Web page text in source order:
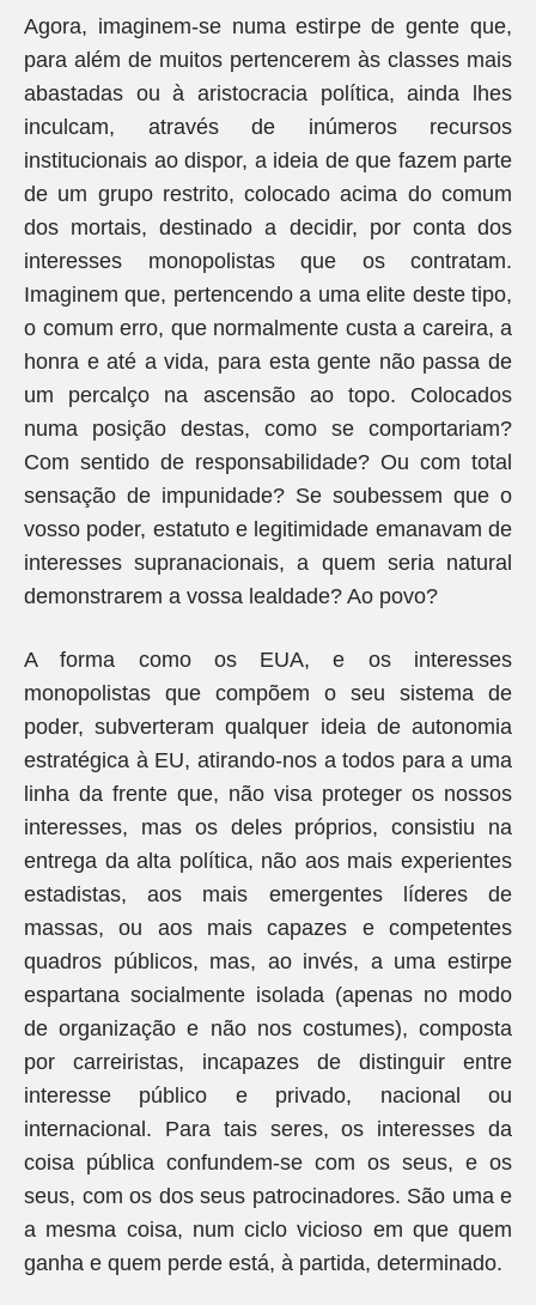
Agora, imaginem-se numa estirpe de gente que,
para além de muitos pertencerem às classes mais
abastadas ou à aristocracia política, ainda lhes
inculcam, através de inúmeros recursos
institucionais ao dispor, a ideia de que fazem parte
de um grupo restrito, colocado acima do comum
dos mortais, destinado a decidir, por conta dos
interesses monopolistas que os contratam.
Imaginem que, pertencendo a uma elite deste tipo,
o comum erro, que normalmente custa a careira, a
honra e até a vida, para esta gente não passa de
um percalço na ascensão ao topo. Colocados
numa posição destas, como se comportariam?
Com sentido de responsabilidade? Ou com total
sensação de impunidade? Se soubessem que o
vosso poder, estatuto e legitimidade emanavam de
interesses supranacionais, a quem seria natural
demonstrarem a vossa lealdade? Ao povo?
A forma como os EUA, e os interesses
monopolistas que compõem o seu sistema de
poder, subverteram qualquer ideia de autonomia
estratégica à EU, atirando-nos a todos para a uma
linha da frente que, não visa proteger os nossos
interesses, mas os deles próprios, consistiu na
entrega da alta política, não aos mais experientes
estadistas, aos mais emergentes líderes de
massas, ou aos mais capazes e competentes
quadros públicos, mas, ao invés, a uma estirpe
espartana socialmente isolada (apenas no modo
de organização e não nos costumes), composta
por carreiristas, incapazes de distinguir entre
interesse público e privado, nacional ou
internacional. Para tais seres, os interesses da
coisa pública confundem-se com os seus, e os
seus, com os dos seus patrocinadores. São uma e
a mesma coisa, num ciclo vicioso em que quem
ganha e quem perde está, à partida, determinado.